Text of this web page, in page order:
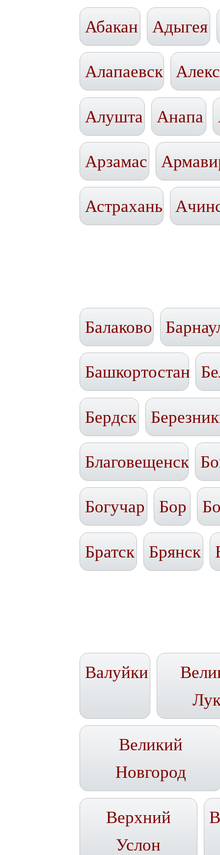
Абакан Адыгея
Алапаевск
Алушта Анапа
Арзамас
Астрахань
Балаково
Башкортостан
Бердск
Благовещенск
Богучар Бор
Братск Брянск
Валуйки
Великий
Новгород
Верхний
Услон